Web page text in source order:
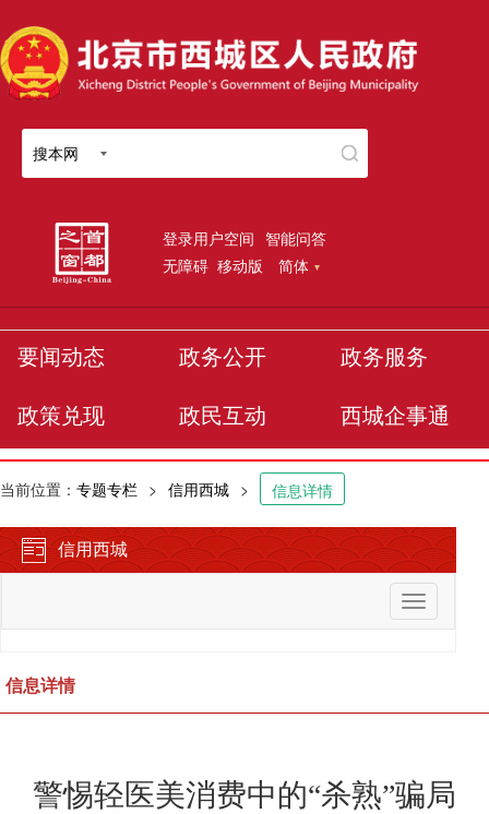
搜本网
登录用户空间 智能问答
无障碍 移动版 简体
要闻动态 政务公开 政务服务
政策兑现 政民互动 西城企事通
当前位置： 专题专栏 > 信用西城 > 信息详情
信用西城
切
换
信息详情
警惕轻医美消费中的“杀熟”骗局